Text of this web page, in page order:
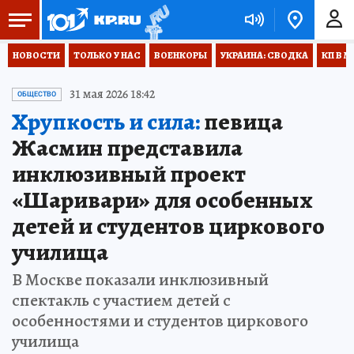
НОВОСТИ ТОЛЬКО У НАС ВОЕНКОРЫ УКРАИНА: СВОДКА КП В
ОБЩЕСТВО 31 мая 2026 18:42
Хрупкость и сила:певица
Жасмин представила
инклюзивный проект
«Шаривари» для особенных
детей и студентов циркового
училища
В Москве показали инклюзивный
спектакль с участием детей с
особенностями и студентов циркового
училища